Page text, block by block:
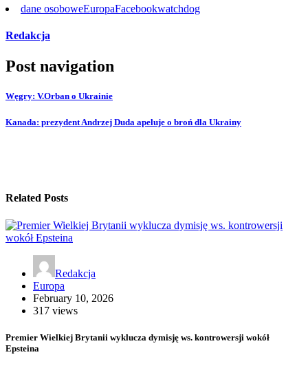
dane osoboweEuropaFacebookwatchdog
Redakcja
Post navigation
Węgry: V.Orban o Ukrainie
Kanada: prezydent Andrzej Duda apeluje o broń dla Ukrainy
Related Posts
Redakcja
Europa
February 10, 2026
317 views
Premier Wielkiej Brytanii wyklucza dymisję ws. kontrowersji wokół
Epsteina